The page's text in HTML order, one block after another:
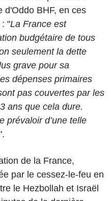
d'Oddo BHF, en ces
: "La France est
budgétaire de tous
seulement la dette
grave pour sa
dépenses primaires
pas couvertes par les
ans que cela dure.
prévaloir d’une telle
de la France,
par le cessez-le-feu en
le Hezbollah et Israël